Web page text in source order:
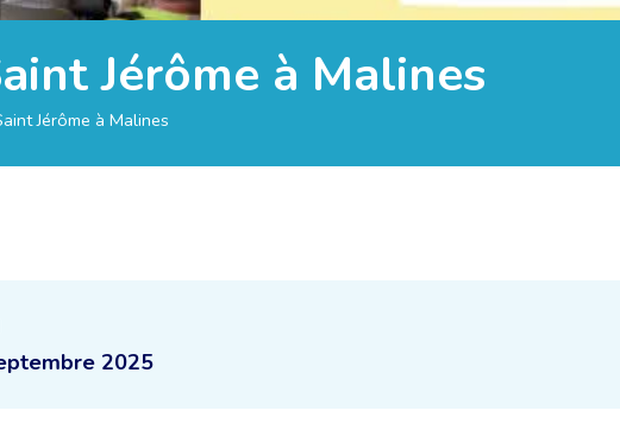
Jérôme à Malines
Jérôme à Malines
2025